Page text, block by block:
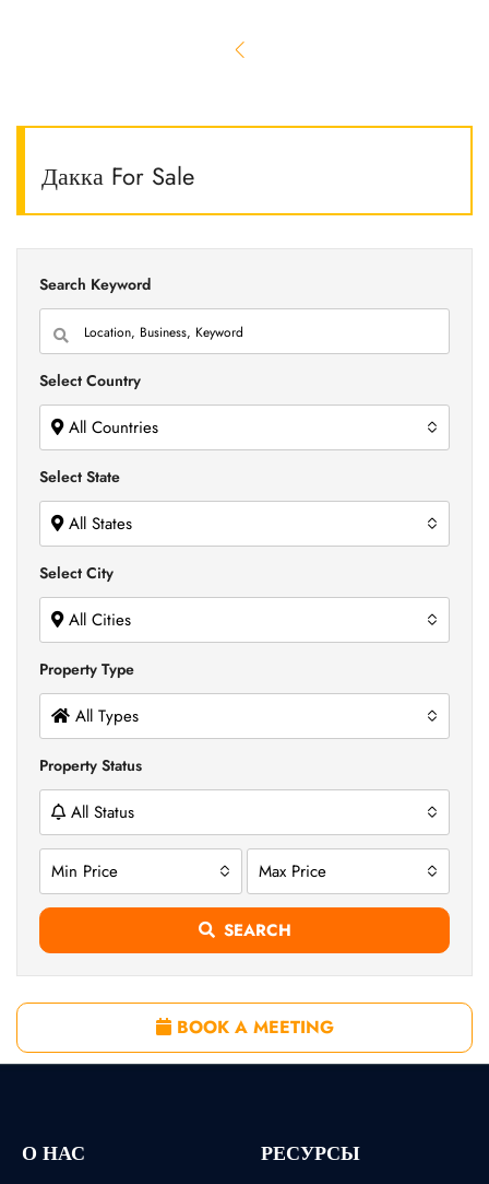
Дакка For Sale
Search Keyword
Select Country
All Countries
Select State
All States
Select City
All Cities
Property Type
All Types
Property Status
All Status
Min Price Max Price
SEARCH
BOOK A MEETING
О НАС РЕСУРСЫ